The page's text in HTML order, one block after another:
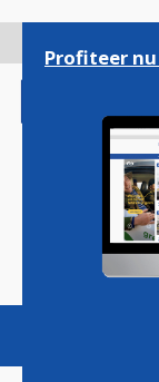
gaan
Magazine
Profiteer